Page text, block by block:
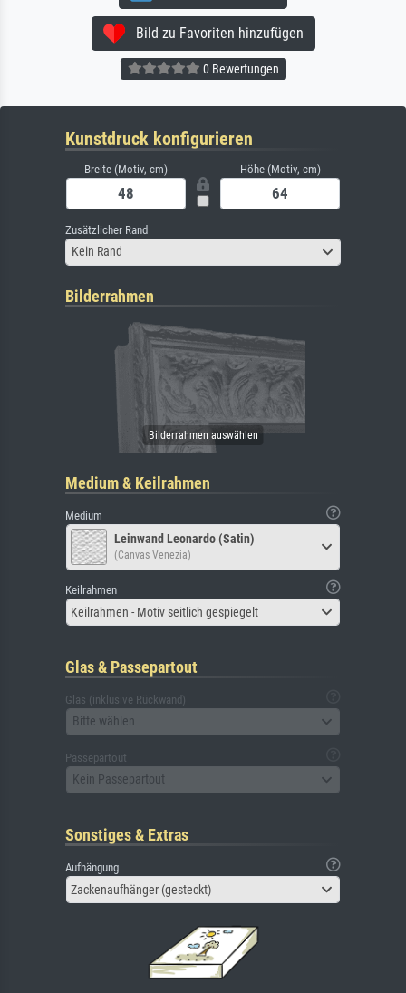
Bild zu Favoriten hinzufügen
0 Bewertungen
Kunstdruck konfigurieren
Breite (Motiv, cm) Höhe (Motiv, cm)
Zusätzlicher Rand
Kein Rand
Bilderrahmen
Medium & Keilrahmen
Medium
Leinwand Leonardo (Satin)
(Canvas Venezia)
Keilrahmen
Keilrahmen - Motiv seitlich gespiegelt
Glas & Passepartout
Glas (inklusive Rückwand)
Bitte wählen
Passepartout
Kein Passepartout
Sonstiges & Extras
Aufhängung
Zackenaufhänger (gesteckt)